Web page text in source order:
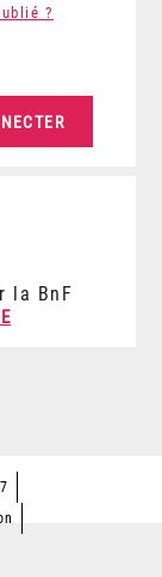
?
la BnF